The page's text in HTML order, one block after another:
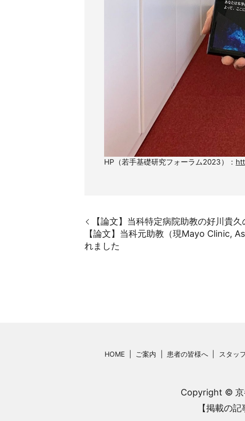
HP（若手基礎研究フォーラム2023）：
【論文】当科特定病院助教の好川貴
【論文】当科元助教（現Mayo Clinic,
れました
HOME ご案内 患者の皆様へ スタッ
Copyright © 京
【掲載の